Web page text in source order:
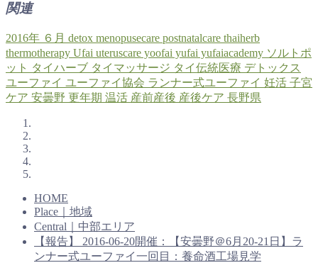
関連
2016年 ６月 detox menopusecare postnatalcare thaiherb
thermotherapy Ufai uteruscare yoofai yufai yufaiacademy ソルトポ
ット タイハーブ タイマッサージ タイ伝統医療 デトックス
ユーファイ ユーファイ協会 ランナー式ユーファイ 妊活 子宮
ケア 安曇野 更年期 温活 産前産後 産後ケア 長野県
HOME
Place｜地域
Central｜中部エリア
【報告】 2016-06-20開催：【安曇野＠6月20-21日】ラ
ンナー式ユーファイ一回目：養命酒工場見学